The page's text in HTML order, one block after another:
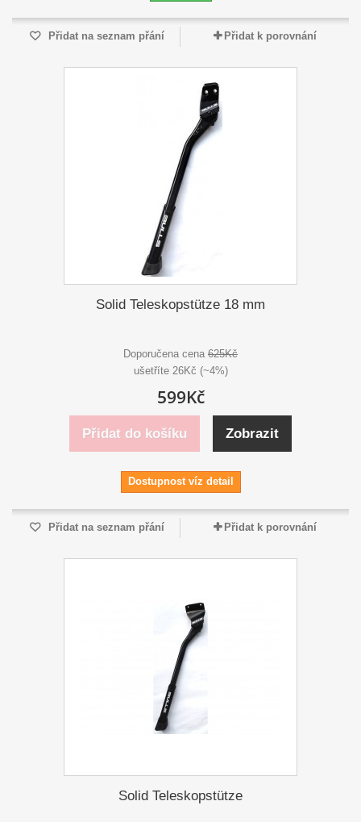
Přidat na seznam přání Přidat k porovnání
Solid Teleskopstütze 18 mm
Doporučena cena 625Kč
ušetříte 26Kč (~4%)
599Kč
Přidat do košíku Zobrazit
Dostupnost víz detail
Přidat na seznam přání Přidat k porovnání
Solid Teleskopstütze